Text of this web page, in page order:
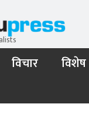
विचार विशेष